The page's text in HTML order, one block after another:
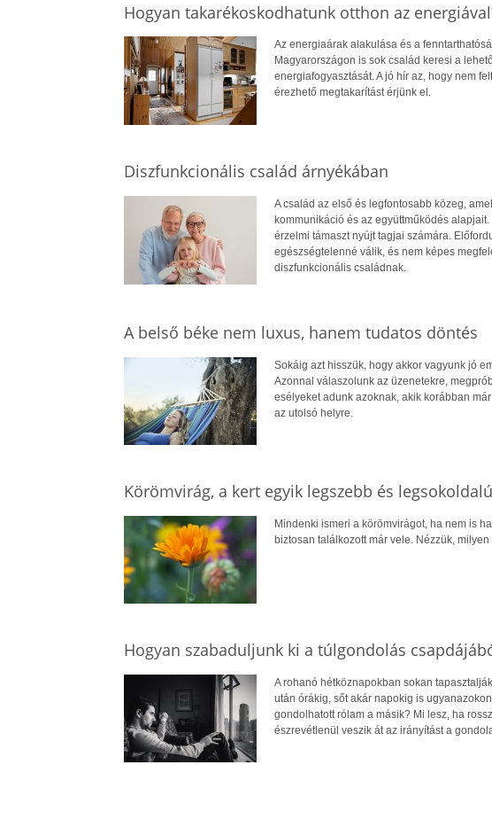
Hogyan takarékoskodhatunk otthon az
Az energiaárak alakulása és a
Magyarországon is sok család keresi a
energiafogyasztását. A jó hír az, hogy nem
érezhető megtakarítást érjünk el.
Diszfunkcionális család árnyékában
A család az első és legfontosabb közeg,
kommunikáció és az együttműködés
érzelmi támaszt nyújt tagjai számára.
egészségtelenné válik, és nem képes
diszfunkcionális családnak.
A belső béke nem luxus, hanem tudatos döntés
Sokáig azt hisszük, hogy akkor vagyunk jó
Azonnal válaszolunk az üzenetekre,
esélyeket adunk azoknak, akik korábban
az utolsó helyre.
Körömvirág, a kert egyik legszebb és
Mindenki ismeri a körömvirágot, ha nem is
biztosan találkozott már vele. Nézzük,
Hogyan szabaduljunk ki a túlgondolás
A rohanó hétköznapokban sokan
után órákig, sőt akár napokig is
gondolhatott rólam a másik? Mi lesz, ha
észrevétlenül veszik át az irányítást a